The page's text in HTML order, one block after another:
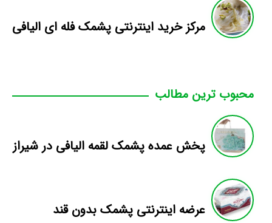
مرکز خرید اینترنتی پشمک فله ای الیافی
محبوب ترین مطالب
پخش عمده پشمک لقمه اليافی در شيراز
عرضه اینترنتی پشمک بدون قند